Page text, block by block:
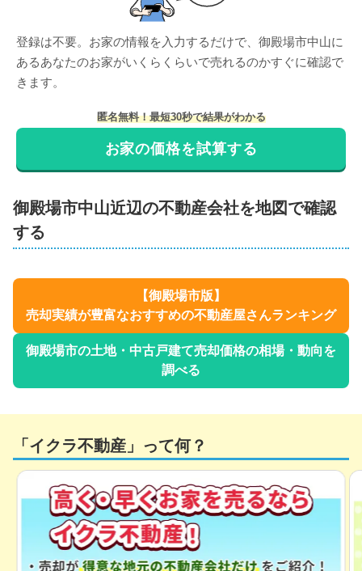
登録は不要。お家の情報を入力するだけで、 御殿場市中山に
あるあなたのお家がいくらくらいで売れるのかすぐに確認で
きます。
匿名無料！最短30秒で結果がわかる
お家の価格を試算する
御殿場市中山近辺の不動産会社を地図で確認
する
【御殿場市版】
売却実績が豊富なおすすめの不動産屋さんランキング
御殿場市の土地・中古戸建て売却価格の相場・動向を
調べる
「イクラ不動産」って何？